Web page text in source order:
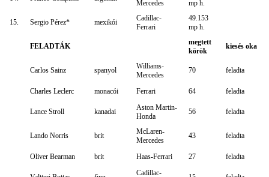
Mercedes
mp h.
15. Sergio Pérez* mexikói
Cadillac-
Ferrari
49.153
mp h.
FELADTÁK
megtett
körök
kiesés oka
Carlos Sainz spanyol
Williams-
Mercedes
70 feladta
Charles Leclerc monacói Ferrari 64 feladta
Lance Stroll kanadai
Aston Martin-
Honda
56 feladta
Lando Norris brit
McLaren-
Mercedes
43 feladta
Oliver Bearman brit Haas-Ferrari 27 feladta
Cadillac-